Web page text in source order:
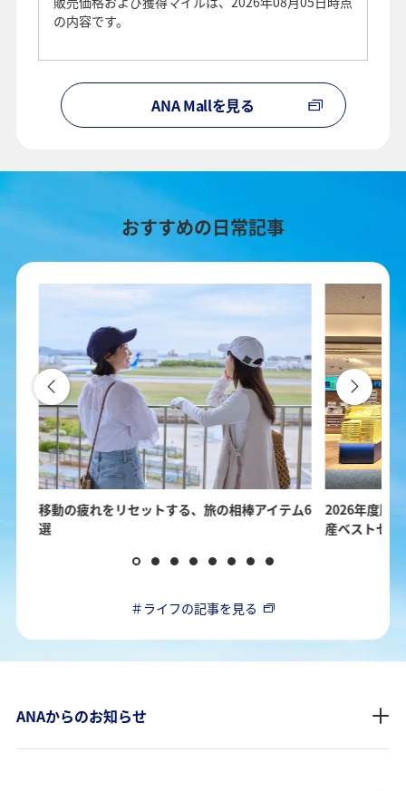
の内容です。
ANA Mallを見る
おすすめの日常記事
移動の疲れをリセットする、旅の相棒アイテム6
選
2026年度版
産ベストセレ
＃ライフの記事を見る
ANAからのお知らせ